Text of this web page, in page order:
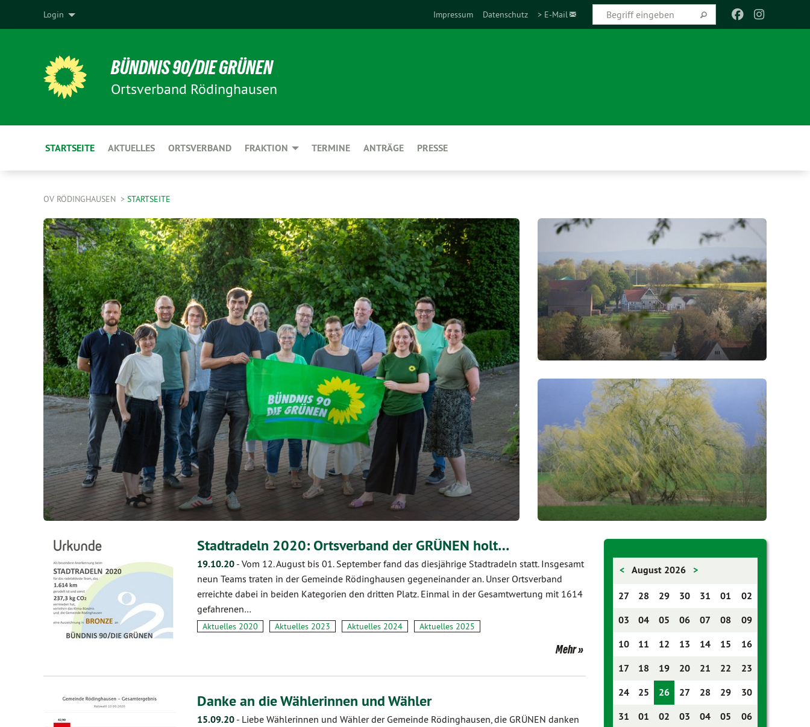
Impressum Datenschutz > E-Mail
Login
BÜNDNIS 90/DIE GRÜNEN
Ortsverband Rödinghausen
STARTSEITE AKTUELLES ORTSVERBAND FRAKTION TERMINE ANTRÄGE PRESSE
OV RÖDINGHAUSEN STARTSEITE
Stadtradeln 2020: Ortsverband der GRÜNEN holt…
19.10.20 - Vom 12. August bis 01. September fand das diesjährige Stadtradeln statt. Insgesamt
neun Teams traten in der Gemeinde Rödinghausen gegeneinander an. Unser Ortsverband
erreichte dabei in beiden Kategorien den dritten Platz. Einmal in der Gesamtwertung mit 1614
gefahrenen…
Aktuelles 2020 Aktuelles 2023 Aktuelles 2024 Aktuelles 2025
Mehr
Danke an die Wählerinnen und Wähler
15.09.20 - Liebe Wählerinnen und Wähler der Gemeinde Rödinghausen, die GRÜNEN danken
< August 2026 >
27 28 29 30 31 01
02
03
04 05 06 07 08
09
10
11 12 13 14 15
16
17
18 19 20 21 22
23
24
25 26 27 28 29
30
31
01 02 03 04 05 06